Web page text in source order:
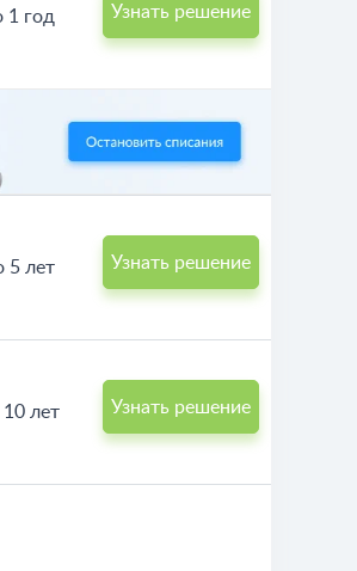
1 год Узнать решение
5 лет Узнать решение
лет Узнать решение